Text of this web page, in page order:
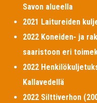
Savon alueella
2021 Laitureiden
2022 Koneiden- ja
saaristoon eri
2022
Kallavedellä
2022 Silttiverhon